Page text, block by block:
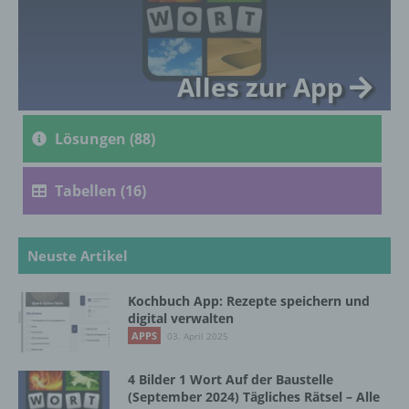
Alles zur App
Lösungen (88)
Tabellen (16)
Neuste Artikel
Kochbuch App: Rezepte speichern und
digital verwalten
APPS 03. April 2025
4 Bilder 1 Wort Auf der Baustelle
(September 2024) Tägliches Rätsel – Alle
genetischen, psychischen, wirtschaftlichen,
kulturellen oder sozialen Identität dieser
natürlichen Person sind, identifiziert werden
Betroffene Person ist jede identifizierte oder
identifizierbare natürliche Person, deren
personenbezogene Daten von dem für die
Verarbeitung Verantwortlichen verarbeitet
werden.
c) Verarbeitung
Verarbeitung ist jeder mit oder ohne Hilfe
Vorgang oder jede solche Vorgangsreihe im
Zusammenhang mit personenbezogenen